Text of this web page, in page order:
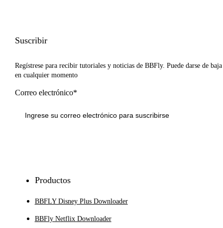
Suscribir
Regístrese para recibir tutoriales y noticias de BBFly. Puede darse de baja
en cualquier momento
Correo electrónico*
Productos
BBFLY Disney Plus Downloader
BBFly Netflix Downloader